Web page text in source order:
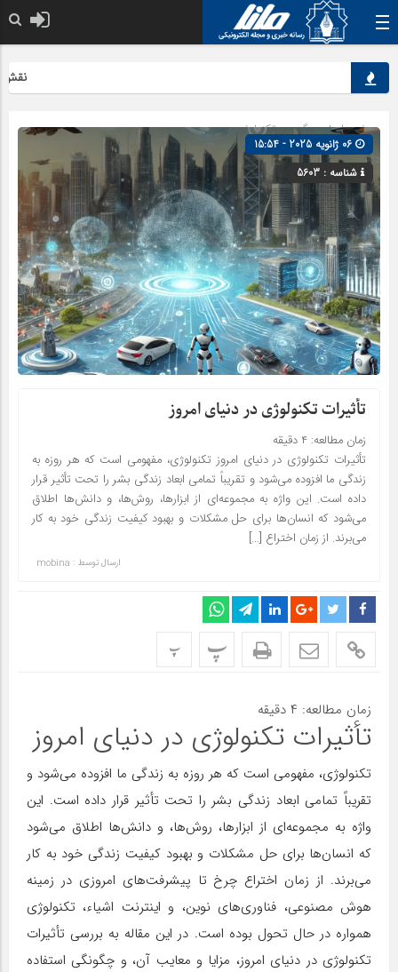
نقش
صفحه اصلی» گروه »تکنولوژی
شناسه : 5603
تأثیرات تکنولوژی در دنیای امروز
زمان مطالعه: ۴ دقیقه
تأثیرات تکنولوژی در دنیای امروز تکنولوژی، مفهومی است که هر روزه به
زندگی ما افزوده می‌شود و تقریباً تمامی ابعاد زندگی بشر را تحت تأثیر قرار
داده است. این واژه به مجموعه‌ای از ابزارها، روش‌ها، و دانش‌ها اطلاق
می‌شود که انسان‌ها برای حل مشکلات و بهبود کیفیت زندگی خود به کار
می‌برند. از زمان اختراع […]
ارسال توسط : mobina
پ پ
زمان مطالعه: ۴ دقیقه
تأثیرات تکنولوژی در دنیای امروز
تکنولوژی، مفهومی است که هر روزه به زندگی ما افزوده می‌شود و
تقریباً تمامی ابعاد زندگی بشر را تحت تأثیر قرار داده است. این
واژه به مجموعه‌ای از ابزارها، روش‌ها، و دانش‌ها اطلاق می‌شود
که انسان‌ها برای حل مشکلات و بهبود کیفیت زندگی خود به کار
می‌برند. از زمان اختراع چرخ تا پیشرفت‌های امروزی در زمینه
هوش مصنوعی، فناوری‌های نوین، و اینترنت اشیاء، تکنولوژی
همواره در حال تحول بوده است. در این مقاله به بررسی تأثیرات
تکنولوژی در دنیای امروز، مزایا و معایب آن، و چگونگی استفاده